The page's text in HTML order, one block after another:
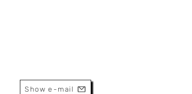
Show e-mail